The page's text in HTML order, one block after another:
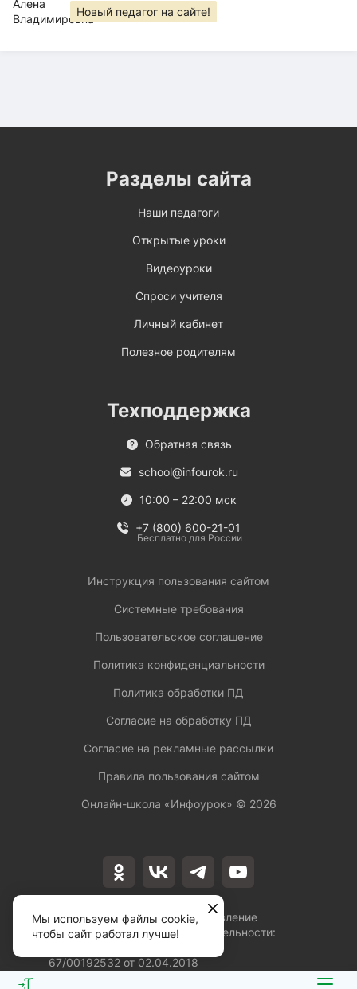
Новый педагог на сайте!
Лицензия на осуществление
образовательной деятельности:
67/00192532 от 02.04.2018
Разделы сайта
Наши педагоги
Открытые уроки
Видеоуроки
Спроси учителя
Личный кабинет
Полезное родителям
Техподдержка
Обратная связь
school@infourok.ru
10:00 – 22:00 мск
+7 (800) 600-21-01
Бесплатно для России
Инструкция пользования сайтом
Системные требования
Пользовательское соглашение
Политика конфиденциальности
Политика обработки ПД
Согласие на обработку ПД
Согласие на рекламные рассылки
Правила пользования сайтом
Онлайн-школа «Инфоурок» © 2026
Мы используем файлы cookie,
чтобы сайт работал лучше!